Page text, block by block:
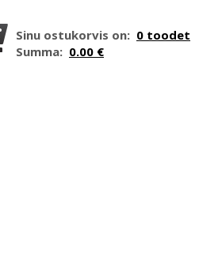
Sinu ostukorvis on: 0 toodet
Summa: 0.00 €